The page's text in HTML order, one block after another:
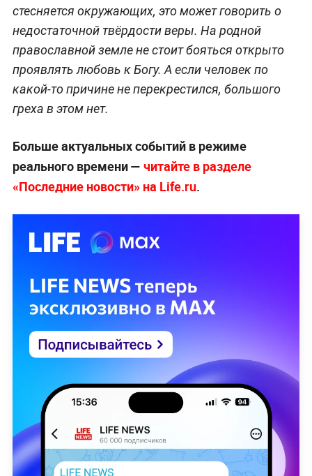
стесняется окружающих, это может говорить о
недостаточной твёрдости веры. На родной
православной земле не стоит бояться открыто
проявлять любовь к Богу. А если человек по
какой-то причине не перекрестился, большого
греха в этом нет.
Больше актуальных событий в режиме
реального времени — читайте в разделе
«Последние новости» на Life.ru.